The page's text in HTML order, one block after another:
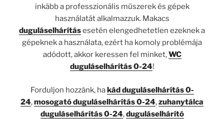
inkább a professzionális műszerek és gépek
használatát alkalmazzuk. Makacs
duguláselhárításesetén elengedhetetlen ezeknek a
gépeknek a használata, ezért ha komoly problémája
adódott, akkor keressen fel minket,WC
duguláselhárítás 0-24!
Forduljon hozzánk, hakád duguláselhárítás 0-
24,mosogató duguláselhárítás 0-24,zuhanytálca
duguláselhárítás 0-24,duguláselhárító